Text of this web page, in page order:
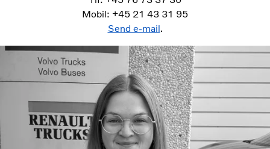
Mobil: +45 21 43 31 95
Send e-mail.